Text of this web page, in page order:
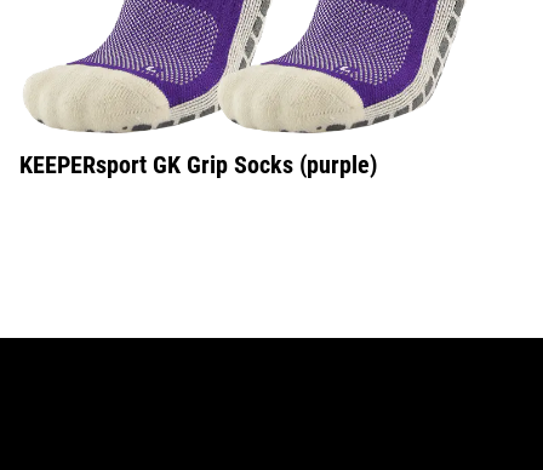
KEEPERsport GK Grip Socks (purple)